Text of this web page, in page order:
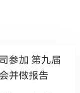
参加 第九届
并做报告